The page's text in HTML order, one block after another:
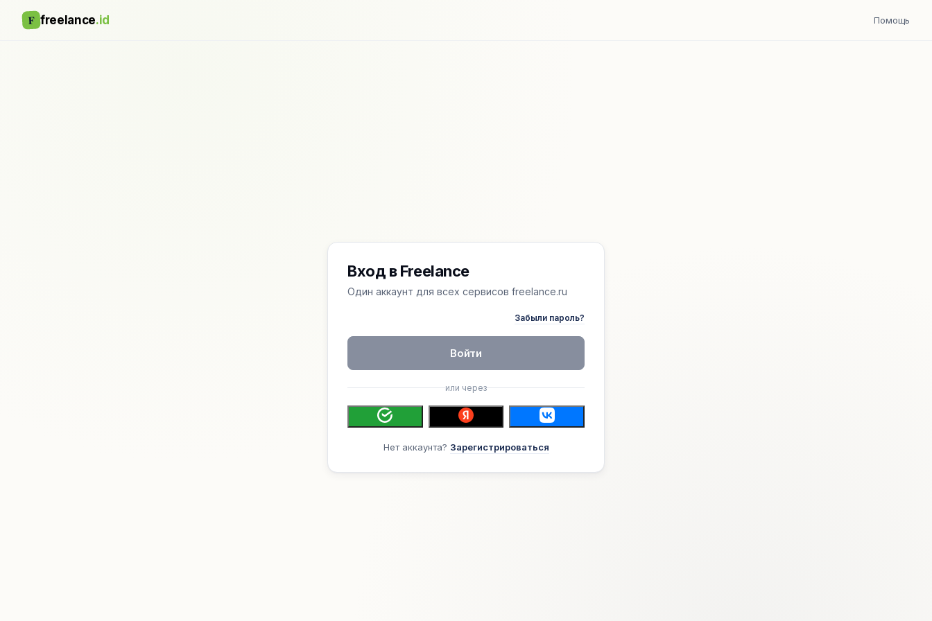
F freelance.id Помощь
Вход в Freelance
Один аккаунт для всех сервисов freelance.ru
Забыли пароль?
Войти
или через
Нет аккаунта? Зарегистрироваться